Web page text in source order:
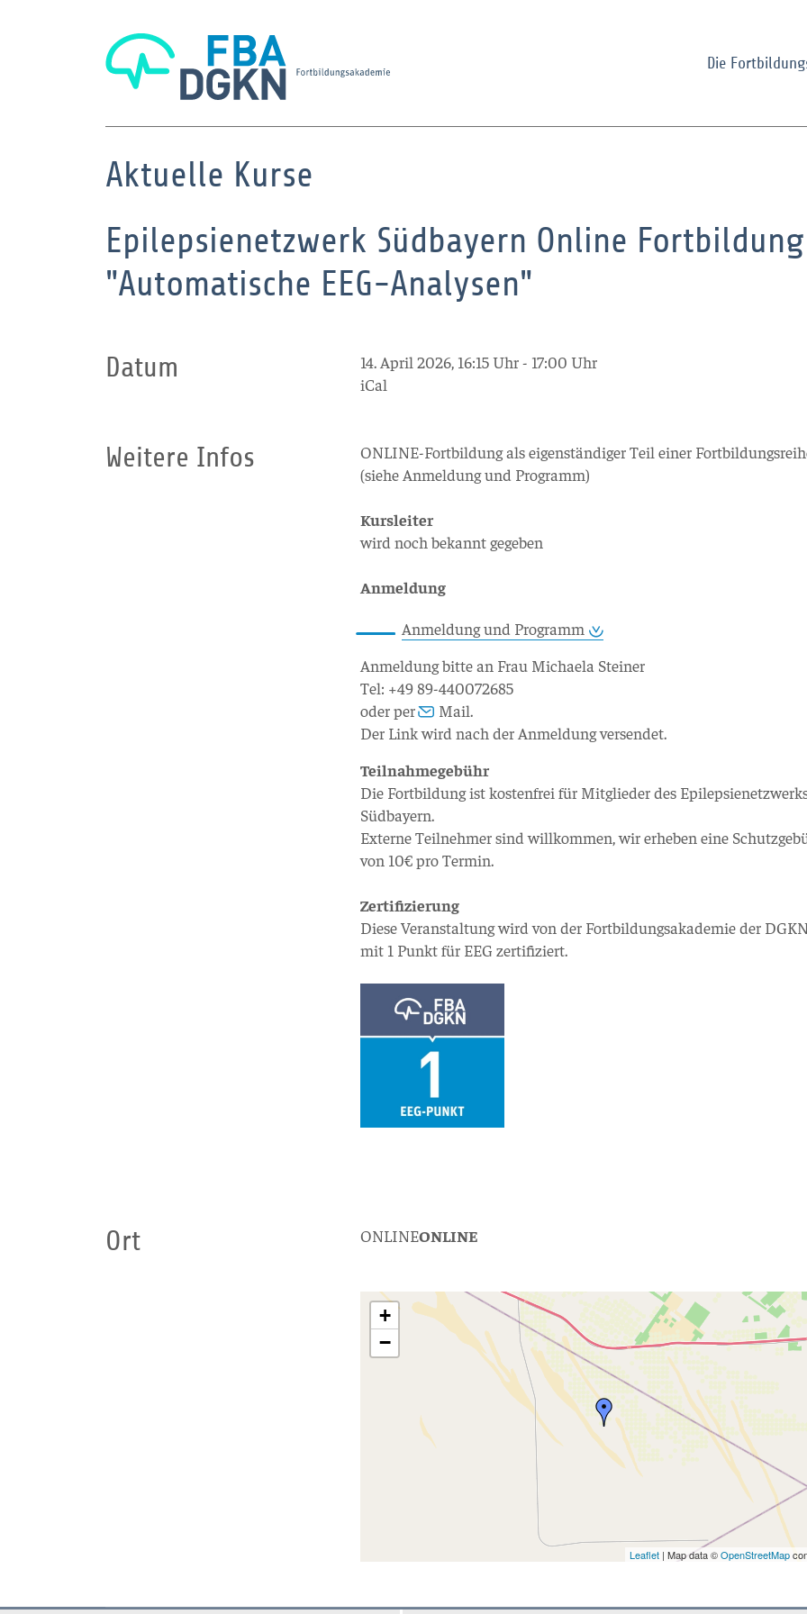
Die
Aktuelle Kurse
Epilepsienetzwerk Südbayern Online
"Automatische EEG-Analysen"
Datum
14. April 2026, 16:15 Uhr - 17:00 Uhr
iCal
Weitere Infos
ONLINE-Fortbildung als eigenständiger Teil einer
(siehe Anmeldung und Programm)
Kursleiter
wird noch bekannt gegeben
Anmeldung
Anmeldung und Programm
Anmeldung bitte an Frau Michaela Steiner
Tel: +49 89-440072685
oder per
Mail.
Der Link wird nach der Anmeldung versendet.
Teilnahmegebühr
Die Fortbildung ist kostenfrei für Mitglieder des
Südbayern.
Externe Teilnehmer sind willkommen, wir erheben eine
von 10€ pro Termin.
Zertifizierung
Diese Veranstaltung wird von der Fortbildungsakademie der
mit 1 Punkt für EEG zertifiziert.
Ort ONLINEONLINE
+
−
Leaflet | Map data ©OpenStreetMap